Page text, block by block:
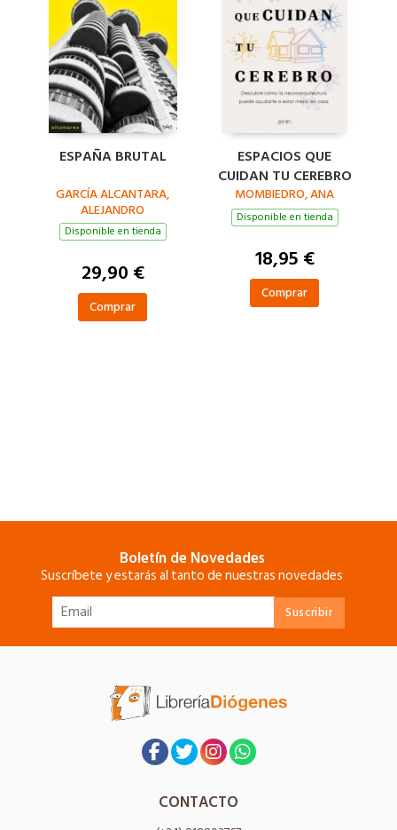
ESPAÑA BRUTAL
GARCÍA ALCANTARA,
ALEJANDRO
Disponible en tienda
29,90 €
Comprar
ESPACIOS QUE
CUIDAN TU CEREBRO
MOMBIEDRO, ANA
Disponible en tienda
18,95 €
Comprar
Boletín de Novedades
Suscríbete y estarás al tanto de nuestras novedades
CONTACTO